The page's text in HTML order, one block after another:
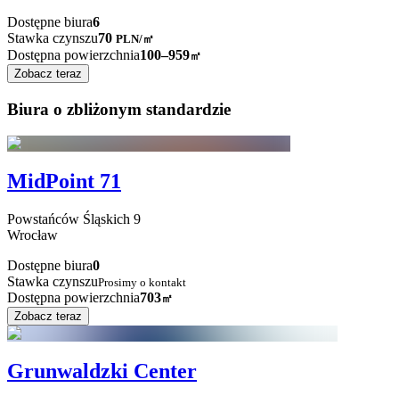
Dostępne biura6
Stawka czynszu70 PLN/㎡
Dostępna powierzchnia100–959㎡
Zobacz teraz
Biura o zbliżonym standardzie
MidPoint 71
Powstańców Śląskich 9
Wrocław
Dostępne biura0
Stawka czynszuProsimy o kontakt
Dostępna powierzchnia703㎡
Zobacz teraz
Grunwaldzki Center